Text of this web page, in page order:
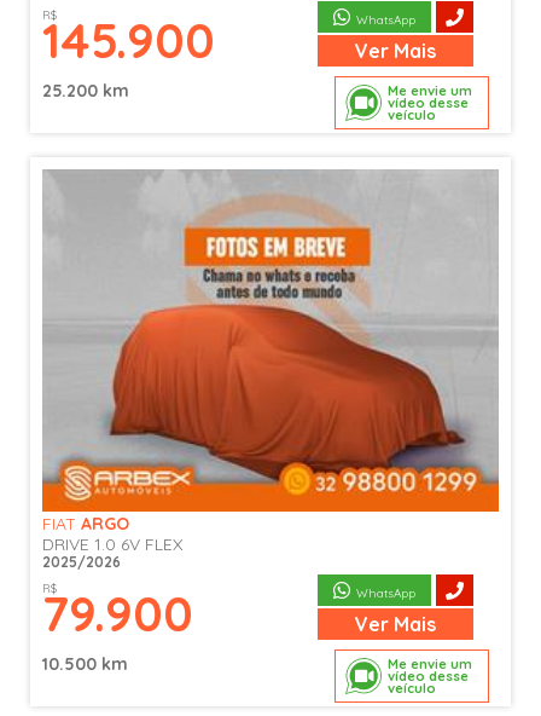
Me envie um
vídeo desse
veículo
R$
145.900 WhatsApp
Ver Mais
25.200 km
Me envie um
vídeo desse
veículo
FIAT ARGO
DRIVE 1.0 6V FLEX
2025/2026
R$
79.900 WhatsApp
Ver Mais
10.500 km